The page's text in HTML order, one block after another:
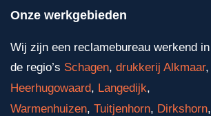
Onze werkgebieden
Wij zijn een reclamebureau werkend in
de regio’s Schagen, drukkerij Alkmaar,
Heerhugowaard, Langedijk,
Warmenhuizen, Tuitjenhorn, Dirkshorn,